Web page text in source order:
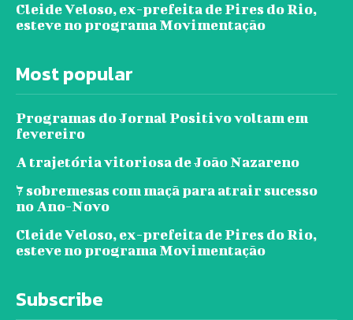
Cleide Veloso, ex-prefeita de Pires do Rio,
esteve no programa Movimentação
Most popular
Programas do Jornal Positivo voltam em
fevereiro
A trajetória vitoriosa de João Nazareno
7 sobremesas com maçã para atrair sucesso
no Ano-Novo
Cleide Veloso, ex-prefeita de Pires do Rio,
esteve no programa Movimentação
Subscribe